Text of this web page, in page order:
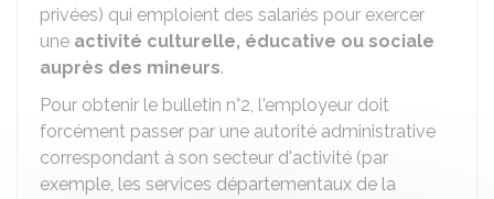
privées) qui emploient des salariés pour exercer
une activité culturelle, éducative ou sociale
auprès des mineurs.
Pour obtenir le bulletin n°2, l'employeur doit
forcément passer par une autorité administrative
correspondant à son secteur d'activité (par
exemple, les services départementaux de la